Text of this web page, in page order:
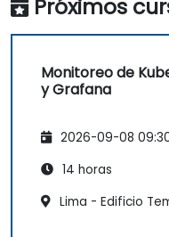
Próximos
Monitoreo de
y Grafana
2026-09-08
14 horas
Lima - Edificio